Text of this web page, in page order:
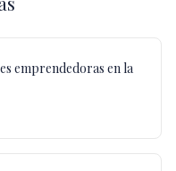
emprendedoras en la